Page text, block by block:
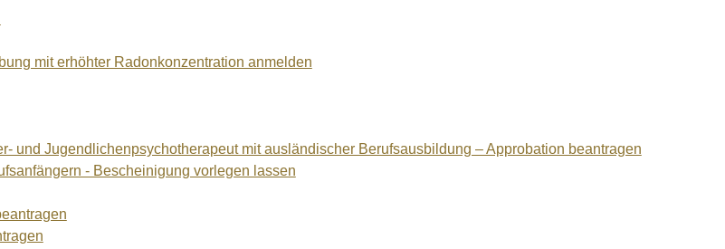
mit erhöhter Radonkonzentration anmelden
und Jugendlichenpsychotherapeut mit ausländischer Berufsausbildung – Approbation beantragen
- Bescheinigung vorlegen lassen